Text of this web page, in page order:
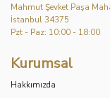
Mahmut Şevket Paşa
İstanbul 34375
Pzt - Paz: 10:00 - 18:00
Kurumsal
Hakkımızda